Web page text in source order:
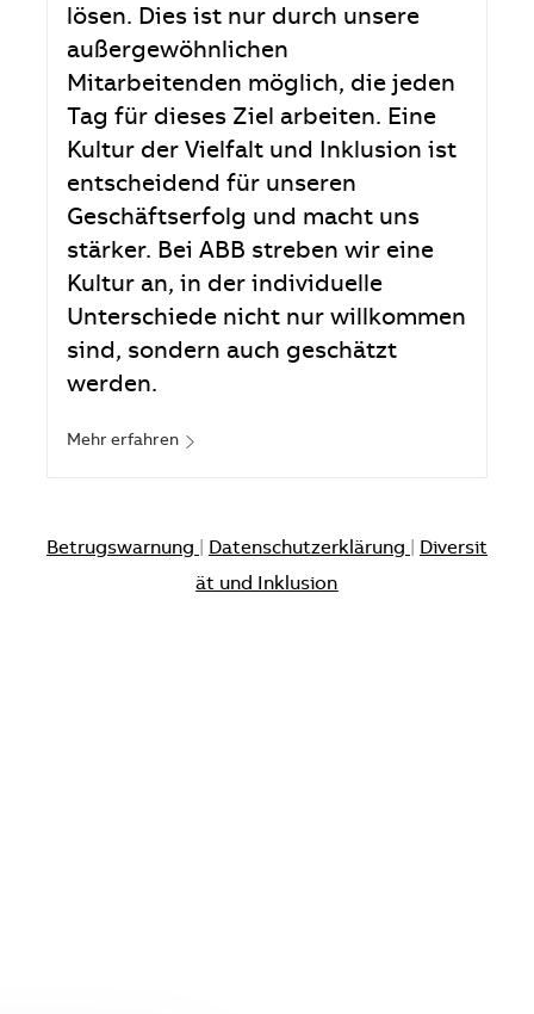
lösen. Dies ist nur durch unsere
außergewöhnlichen
Mitarbeitenden möglich, die jeden
Tag für dieses Ziel arbeiten. Eine
Kultur der Vielfalt und Inklusion ist
entscheidend für unseren
Geschäftserfolg und macht uns
stärker. Bei ABB streben wir eine
Kultur an, in der individuelle
Unterschiede nicht nur willkommen
sind, sondern auch geschätzt
werden.
Mehr erfahren
Betrugswarnung Datenschutzerklärung
Diversit
ät und Inklusion